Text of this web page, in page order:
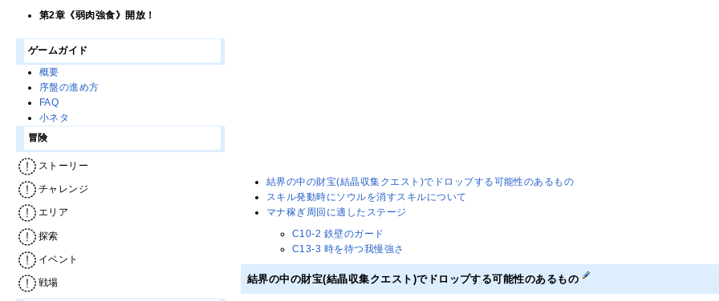
結界の中の財宝(結晶収集クエスト)でドロップする可能性のあるもの
スキル発動時にソウルを消すスキルについて
マナ稼ぎ周回に適したステージ
C10-2 鉄壁のガード
C13-3 時を待つ我慢強さ
結界の中の財宝(結晶収集クエスト)でドロップする可能性のあるもの
第2章《弱肉強食》開放！
ゲームガイド
概要
序盤の進め方
FAQ
小ネタ
冒険
ストーリー
チャレンジ
エリア
探索
イベント
戦場